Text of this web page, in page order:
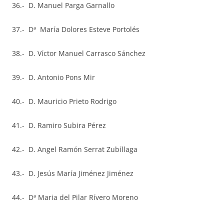
36.- D. Manuel Parga Garnallo
37.- Dª María Dolores Esteve Portolés
38.- D. Víctor Manuel Carrasco Sánchez
39.- D. Antonio Pons Mir
40.- D. Mauricio Prieto Rodrigo
41.- D. Ramiro Subira Pérez
42.- D. Angel Ramón Serrat Zubíllaga
43.- D. Jesús María Jiménez Jiménez
44.- Dª Maria del Pilar Rívero Moreno